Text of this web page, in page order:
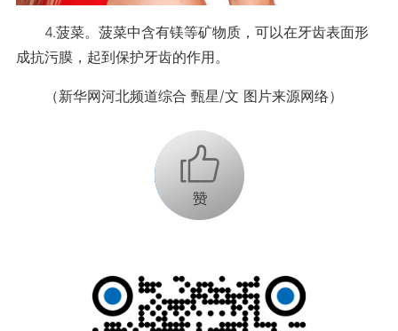
4.菠菜。菠菜中含有镁等矿物质，可以在牙齿表面形
成抗污膜，起到保护牙齿的作用。
（新华网河北频道综合 甄星/文 图片来源网络）
+1